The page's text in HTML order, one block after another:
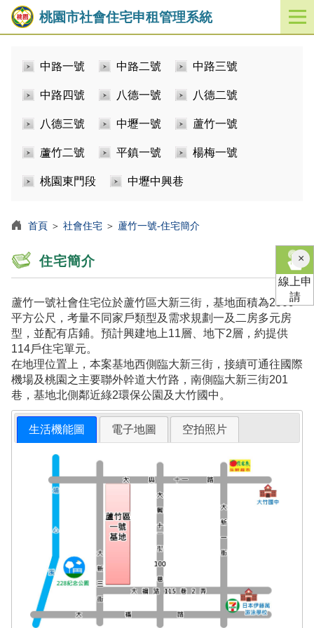
桃園市社會住宅申租管理系統
開
啟
中路一號 中路二號 中路三號
中路四號 八德一號 八德二號
八德三號 中壢一號 蘆竹一號
蘆竹二號 平鎮一號 楊梅一號
桃園東門段 中壢中興巷
首頁 ＞ 社會住宅 ＞ 蘆竹一號-住宅簡介
住宅簡介
蘆竹一號社會住宅位於蘆竹區大新三街，基地面積為2509
平方公尺，考量不同家戶類型及需求規劃一及二房多元房
型，並配有店鋪。預計興建地上11層、地下2層，約提供
114戶住宅單元。
在地理位置上，本案基地西側臨大新三街，接續可通往國際
機場及桃園之主要聯外幹道大竹路，南側臨大新三街201
巷，基地北側鄰近綠2環保公園及大竹國中。
生活機能圖 電子地圖 空拍照片
×關
閉
線上申
請